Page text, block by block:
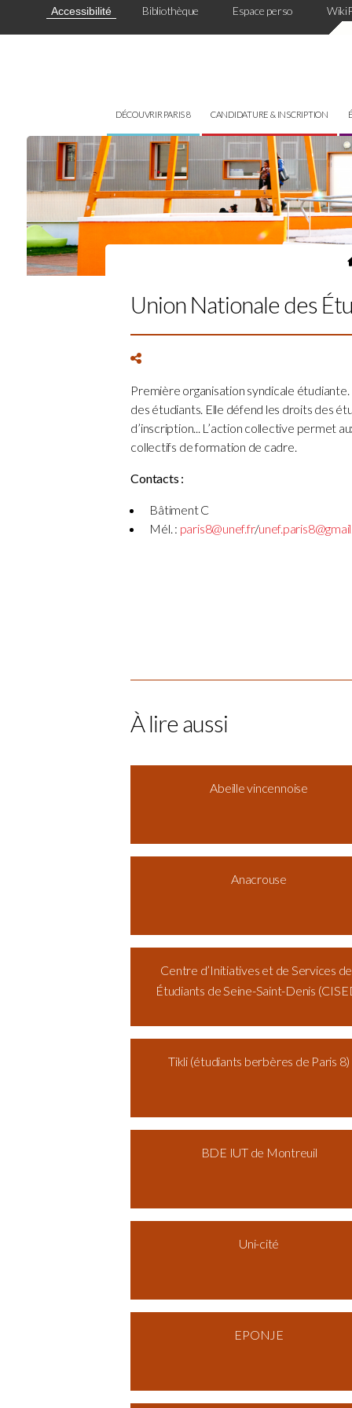
Accessibilité Bibliothèque Espace perso
DÉCOUVRIR PARIS 8 CANDIDATURE & INSCRIPTION
Union Nationale des
Première organisation syndicale
des étudiants. Elle défend les droits des
d’inscription... L’action collective permet
collectifs de formation de cadre.
Contacts :
Bâtiment C
Mél. : paris8@unef.fr/
À lire aussi
Abeille vincennoise
Anacrouse
Centre d’Initiatives et de Services
Étudiants de Seine-Saint-Denis
Tikli (étudiants berbères de Paris 8)
BDE IUT de Montreuil
Uni-cité
EPONJE
Panneau de gestion des cookies